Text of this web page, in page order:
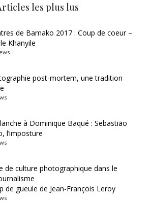
les plus lus
de Bamako 2017 : Coup de coeur –
Khanyile
post-mortem, une tradition
à Dominique Baqué : Sebastião
l’imposture
de culture photographique dans le
de gueule de Jean-François Leroy